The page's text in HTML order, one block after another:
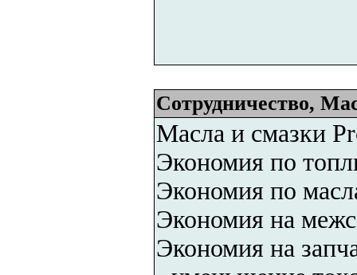
Сотрудничество,
Масла и смазки
Экономия по
Экономия по
Экономия на
Экономия на